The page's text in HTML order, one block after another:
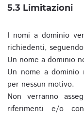
5.3 Limitazioni
I nomi a dominio
richiedenti,
Un nome a dominio
Un nome a dominio
per nessun motivo.
Non verranno
riferimenti e/o